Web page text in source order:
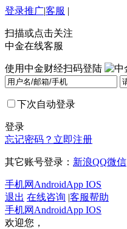
登录推广|客服 |
扫描或点击关注
中金在线客服
使用中金财经扫码登陆
下次自动登录
登录
忘记密码？ 立即注册
其它账号登录： 新浪QQ微信
手机网 AndroidApp IOS
退出 在线咨询 |客服帮助
手机网 AndroidApp IOS
欢迎您，